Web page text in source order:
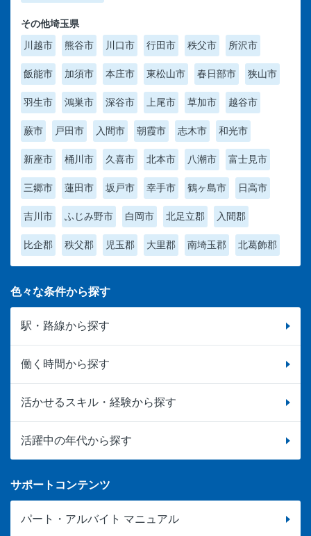
その他埼玉県
川越市
熊谷市 川口市 行田市 秩父市 所沢市
飯能市 加須市 本庄市 東松山市 春日部市 狭山市
羽生市 鴻巣市 深谷市 上尾市 草加市 越谷市
蕨市 戸田市 入間市 朝霞市 志木市 和光市
新座市 桶川市 久喜市 北本市 八潮市 富士見市
三郷市 蓮田市 坂戸市 幸手市 鶴ヶ島市 日高市
吉川市 ふじみ野市 白岡市 北足立郡 入間郡
比企郡 秩父郡 児玉郡 大里郡 南埼玉郡 北葛飾郡
色々な条件から探す
駅・路線から探す
働く時間から探す
活かせるスキル・経験から探す
活躍中の年代から探す
サポートコンテンツ
パート・アルバイト マニュアル